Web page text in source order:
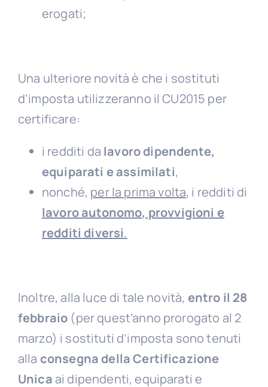
erogati;
Una ulteriore novità è che i sostituti
d’imposta utilizzeranno il CU2015 per
certificare:
i redditi da lavoro dipendente,
equiparati e assimilati,
nonché, per la prima volta, i redditi di
lavoro autonomo, provvigioni e
redditi diversi.
Inoltre, alla luce di tale novità, entro il 28
febbraio (per quest’anno prorogato al 2
marzo) i sostituti d’imposta sono tenuti
alla consegna della Certificazione
Unica ai dipendenti, equiparati e